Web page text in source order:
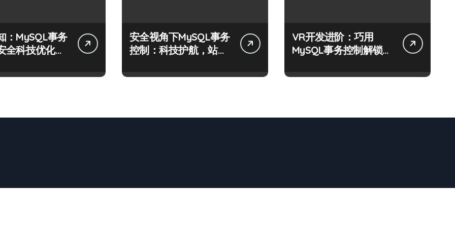
：MySQL事务
全科技优化实
安全视角下MySQL事务
控制：科技护航，站长
VR开发进阶：巧用
MySQL事务控制解锁科